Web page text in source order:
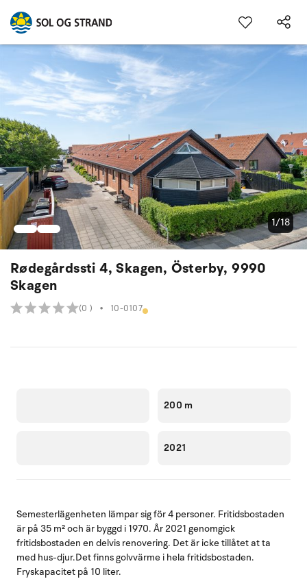
Rødegårdssti 4, Skagen, Österby, 9990
Skagen
(0 ) • 10-0107
1/18
200 m
2021
Semesterlägenheten lämpar sig för 4 personer. Fritidsbostaden
är på 35 m² och är byggd i 1970. År 2021 genomgick
fritidsbostaden en delvis renovering. Det är icke tillåtet at ta
med hus-djur.Det finns golvvärme i hela fritidsbostaden.
Fryskapacitet på 10 liter.